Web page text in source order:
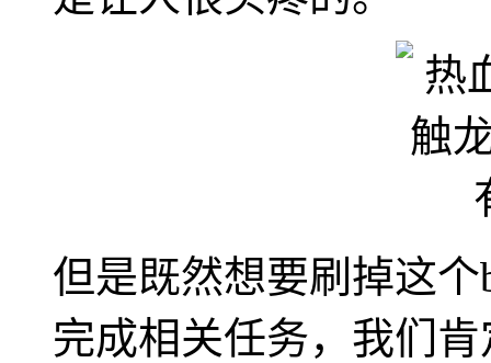
但是既然想要刷掉这
完成相关任务，我们